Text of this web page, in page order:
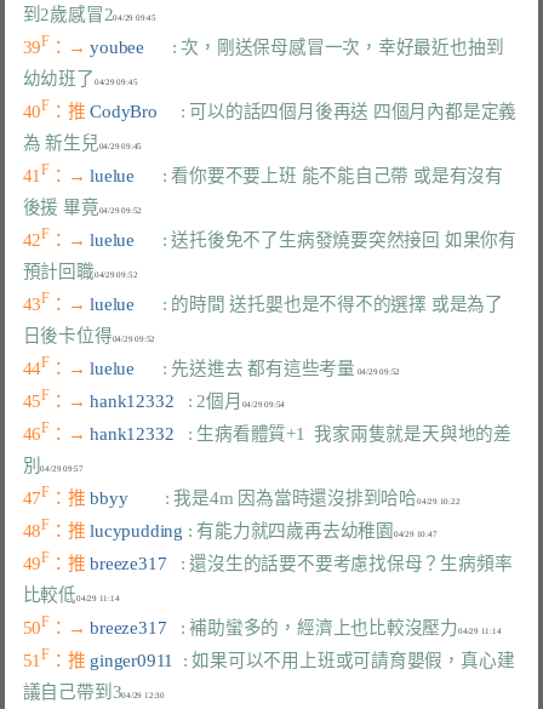
到2歲感冒2 04/29 09:45
39F ：→ youbee : 次，剛送保母感冒一次，幸好最近也抽到
幼幼班了
04/29 09:45
40F ：推 CodyBro : 可以的話四個月後再送 四個月內都是定義
為 新生兒
41F ：→ luelue : 看你要不要上班 能不能自己帶 或是有沒有
後援 畢竟
42F ：→ luelue : 送托後免不了生病發燒要突然接回 如果你有
預計回職
43F ：→ luelue : 的時間 送托嬰也是不得不的選擇 或是為了
日後卡位得
44F ：→ luelue : 先送進去 都有這些考量
45F ：→ hank12332 : 2個月
46F ：→ hank12332 : 生病看體質+1  我家兩隻就是天與地的差
別
47F ：推 bbyy : 我是4m 因為當時還沒排到哈哈
48F ：推 lucypudding : 有能力就四歲再去幼稚園 04/29 10:47
49F ：推 breeze317 : 還沒生的話要不要考慮找保母？生病頻率
比較低
04/29 11:14
50F ：→ breeze317 : 補助蠻多的，經濟上也比較沒壓力 04/29 11:14
51F ：推 ginger0911 : 如果可以不用上班或可請育嬰假，真心建
議自己帶到3
04/29 12:30